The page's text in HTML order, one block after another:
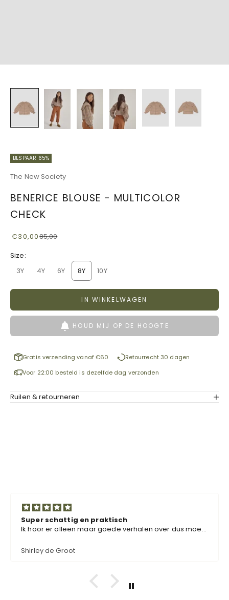
BESPAAR 65%
The New Society
BENERICE BLOUSE - MULTICOLOR
CHECK
Aanbiedingsprijs
€30,00Normale prijs
85,00
Size:
3Y
4Y 6Y 8Y 10Y
IN WINKELWAGEN
HOUD MIJ OP DE HOOGTE
Gratis verzending vanaf €60
Retourrecht 30 dagen
Voor 22:00 besteld is dezelfde dag verzonden
Ruilen & retourneren
Super schattig en praktisch
Ik hoor er alleen maar goede verhalen over dus moest
functioneel.
Shirley de Groot